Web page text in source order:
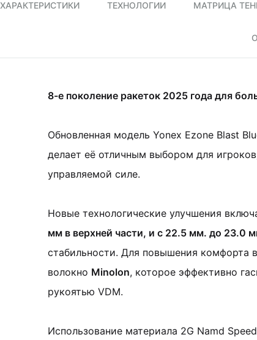
ХАРАКТЕРИСТИКИ ТЕХНОЛОГИИ МАТРИЦА
8-е поколение ракеток 2025 года для
Обновленная модель Yonex Ezone Blast
делает её отличным выбором для
управляемой силе.
Новые технологические улучшения
мм в верхней части, и с 22.5 мм. до 23.0
стабильности. Для повышения комфорта
волокно Minolon, которое эффективно
рукоятью VDM.
Использование материала 2G Namd